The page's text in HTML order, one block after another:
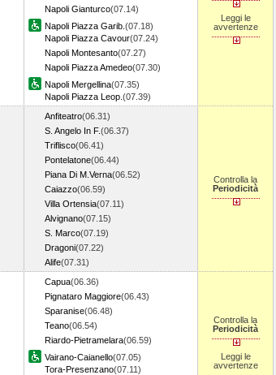
Napoli Gianturco(07.14)
Napoli Piazza Garib. (07.18)
Napoli Piazza Cavour(07.24)
Napoli Montesanto(07.27)
Napoli Piazza Amedeo(07.30)
Napoli Mergellina(07.35)
Napoli Piazza Leop. (07.39)
Leggi le
avvertenze
Anfiteatro(06.31)
S. Angelo In F.(06.37)
Triflisco(06.41)
Pontelatone(06.44)
Piana Di M.Verna(06.52)
Caiazzo(06.59)
Villa Ortensia(07.11)
Alvignano(07.15)
S. Marco(07.19)
Dragoni(07.22)
Alife(07.31)
Controlla la
Periodicità
Capua(06.36)
Pignataro Maggiore(06.43)
Sparanise(06.48)
Teano(06.54)
Riardo-Pietramelara(06.59)
Vairano-Caianello(07.05)
Tora-Presenzano(07.11)
Controlla la
Periodicità
Leggi le
avvertenze